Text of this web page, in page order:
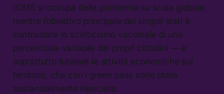
l’OMS si occupa della pandemia su scala globale,
mentre l’obiettivo principale dei singoli stati è
contrastare lo scetticismo vaccinale di una
percentuale variabile dei propri cittadini — e
soprattutto tutelare le attività economiche sul
territorio, che con i green pass sono state
sostanzialmente rilanciate.